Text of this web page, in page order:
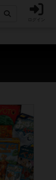
ログイン
ないため、初めて
ームコンセプトを絞
ール」はランダ